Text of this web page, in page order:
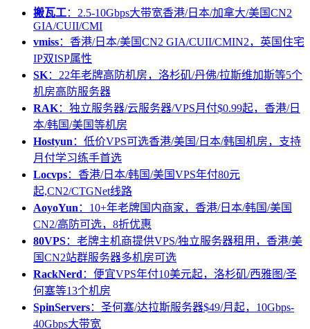
搬瓦工：2.5-10Gbps大带宽香港/日本/加拿大/美国CN2
GIA/CUII/CMI
vmiss：香港/日本/美国CN2 GIA/CUII/CMIN2，英国住宅
IP双ISP属性
SK：22年老牌高防机房，洛杉矶/丹佛/拉斯维加斯等5个
机房高防服务器
RAK：独立服务器/云服务器/VPS月付$0.99起，香港/日
本/韩国/美国等机房
Hostyun ：低价VPS可选香港/美国/日本/韩国机房，支持
月付学习练手首选
Locvps：香港/日本/韩国/美国VPS年付80元
起,CN2/CTGNet线路
AoyoYun ：10+年老牌国内商家，香港/日本/韩国/美国
CN2/高防可选，8折优惠
80VPS：老牌主机商提供VPS/独立服务器租用，香港/美
国CN2站群服务器多机房可选
RackNerd ：便宜VPS年付10美元起，洛杉矶/西雅图/圣
何塞等13个机房
SpinServers：圣何塞/达拉斯服务器$49/月起，10Gbps-
40Gbps大带宽